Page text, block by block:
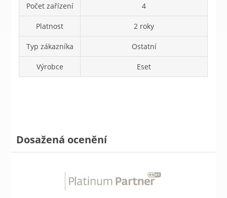
Počet zařízení 4
Platnost 2 roky
Typ zákazníka Ostatní
Výrobce Eset
Dosažená ocenění